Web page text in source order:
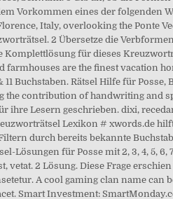
Vorkommen eines der folgenden
Italy, overlooking the Ponte
2 Übersetze die
Komplettlösung für dieses
farmhouses are the finest vacation
11 Buchstaben. Rätsel Hilfe für
the contribution of handwriting and
ihre Lesern geschrieben. dixi,
Lexikon # xwords.de
durch bereits bekannte
Lösungen für Posse mit 2, 3, 4, 5, 6,
vetat. 2 Lösung. Diese Frage
A cool gaming clan name can
Smart Investment: